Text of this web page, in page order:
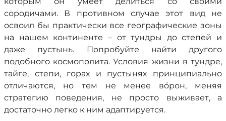
сородичами. В противном случае этот вид не
освоил бы практически все географические зоны
на нашем континенте – от тундры до степей и
даже пустынь. Попробуйте найти другого
подобного космополита. Условия жизни в тундре,
тайге, степи, горах и пустынях принципиально
отличаются, но тем не менее вóрон, меняя
стратегию поведения, не просто выживает, а
достаточно легко к ним адаптируется.